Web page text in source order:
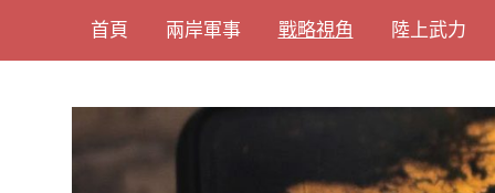
首頁 兩岸軍事 戰略視角 陸上武力